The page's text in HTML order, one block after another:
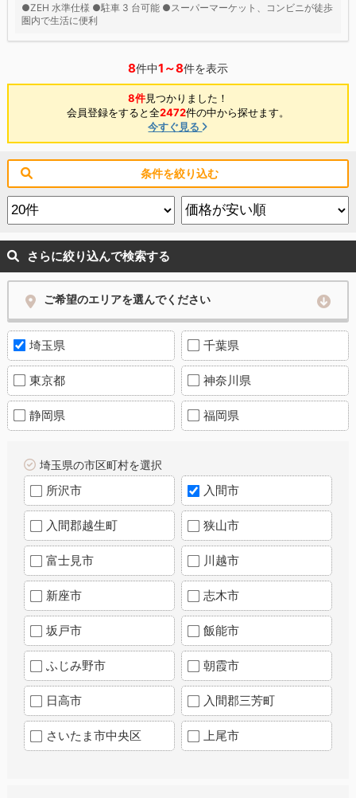
●ZEH 水準仕様 ●駐車 3 台可能 ●スーパーマーケット、コンビニが徒歩
圏内で生活に便利
8件中1～8件を表示
8件見つかりました！
会員登録をすると全2472件の中から探せます。
今すぐ見る
条件を絞り込む
さらに絞り込んで検索する
ご希望のエリアを選んでください
埼玉県 千葉県
東京都 神奈川県
静岡県 福岡県
埼玉県の市区町村を選択
所沢市 入間市
入間郡越生町 狭山市
富士見市 川越市
新座市 志木市
坂戸市 飯能市
ふじみ野市 朝霞市
日高市 入間郡三芳町
さいたま市中央区 上尾市